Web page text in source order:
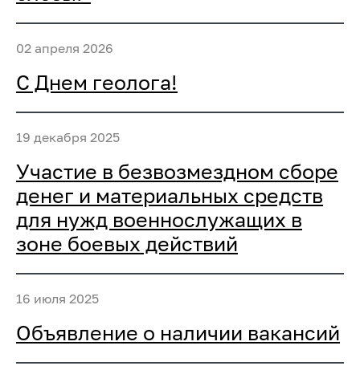
02 апреля 2026
С Днем геолога!
19 декабря 2025
Участие в безвозмездном сборе
денег и материальных средств
для нужд военнослужащих в
зоне боевых действий
16 июля 2025
Объявление о наличии вакансий